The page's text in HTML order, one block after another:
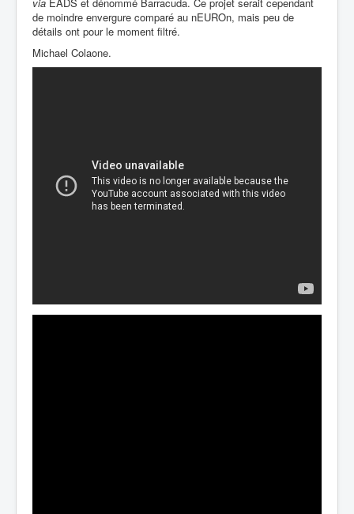
de moindre envergure comparé au nEUROn, mais peu de
détails ont pour le moment filtré.
Michael Colaone.